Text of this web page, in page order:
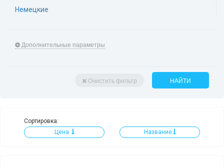
Немецкие
Дополнительные параметры
Очистить фильтр НАЙТИ
Сортировка:
Цена
Название